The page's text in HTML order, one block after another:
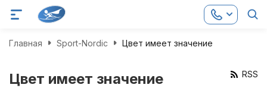
Главная Sport-Nordic Цвет имеет значение
Цвет имеет значение RSS